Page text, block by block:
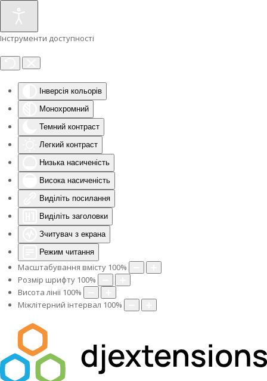
Інструменти доступності
Інверсія кольорів
Монохромний
Темний контраст
Легкий контраст
Низька насиченість
Висока насиченість
Виділіть посилання
Виділіть заголовки
Зчитувач з екрана
Режим читання
Масштабування вмісту 100%
Розмір шрифту 100%
Висота лінії 100%
Міжлітерний інтервал 100%